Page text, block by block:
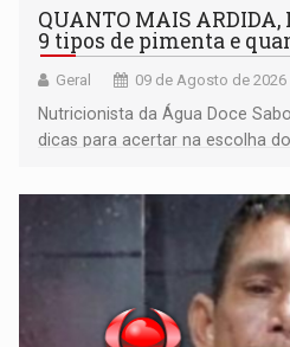
QUANTO MAIS ARDIDA,
9 tipos de pimenta e
Geral 09 de Agosto de 2026
Nutricionista da Água Doce
dicas para acertar na escolha